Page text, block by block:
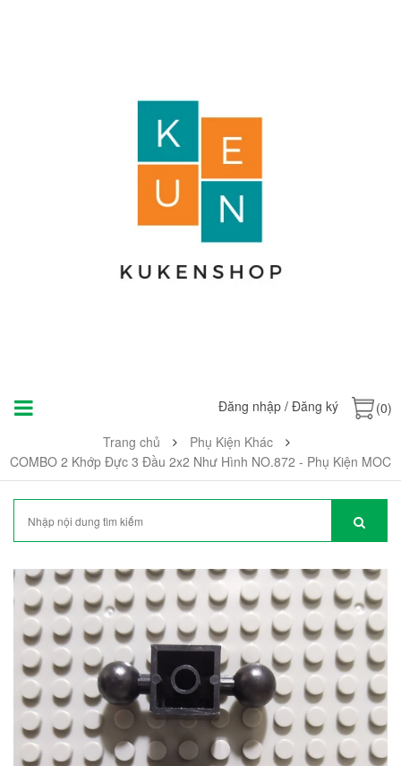
Đăng nhập / Đăng ký
(0)
Trang chủ
Phụ Kiện Khác
COMBO 2 Khớp Đực 3 Đầu 2x2 Như Hình NO.872 - Phụ Kiện MOC